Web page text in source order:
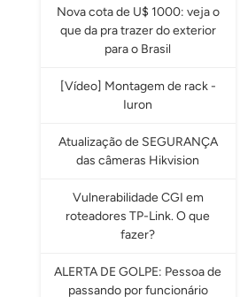
Nova cota de U$ 1000: veja o
que da pra trazer do exterior
para o Brasil
[Vídeo] Montagem de rack -
Iuron
Atualização de SEGURANÇA
das câmeras Hikvision
Vulnerabilidade CGI em
roteadores TP-Link. O que
fazer?
ALERTA DE GOLPE: Pessoa de
passando por funcionário